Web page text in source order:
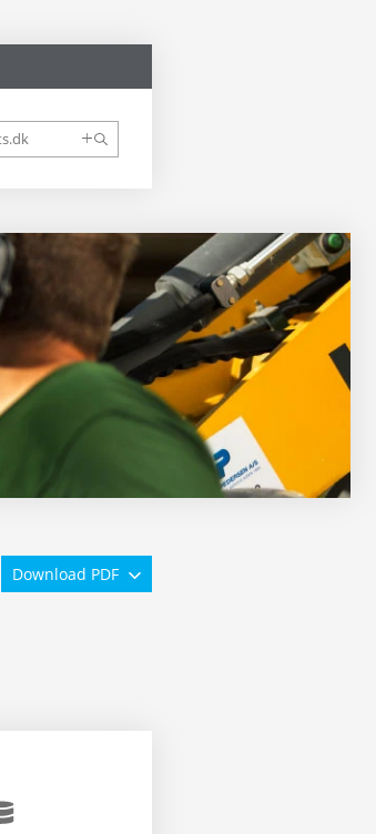
Download PDF